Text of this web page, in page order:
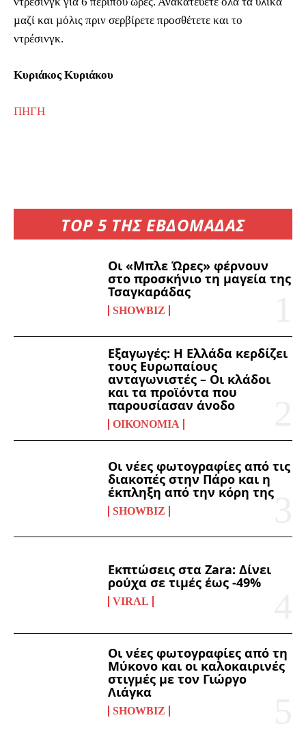
TOP 5 ΤΗΣ ΕΒΔΟΜΑΔΑΣ
Οι «Μπλε Ώρες» φέρνουν
στο προσκήνιο τη μαγεία της
Τσαγκαράδας
SHOWBIZ
Εξαγωγές: Η Ελλάδα κερδίζει
τους Ευρωπαίους
ανταγωνιστές – Οι κλάδοι
και τα προϊόντα που
παρουσίασαν άνοδο
ΟΙΚΟΝΟΜΊΑ
Οι νέες φωτογραφίες από τις
διακοπές στην Πάρο και η
έκπληξη από την κόρη της
SHOWBIZ
Εκπτώσεις στα Zara: Δίνει
ρούχα σε τιμές έως -49%
VIRAL
Οι νέες φωτογραφίες από τη
Μύκονο και οι καλοκαιρινές
στιγμές με τον Γιώργο
Λιάγκα
SHOWBIZ
µαζί και µόλις πριν σερβίρετε προσθέτετε και το
ντρέσινγκ.
Κυριάκος Κυριάκου
ΠΗΓΗ